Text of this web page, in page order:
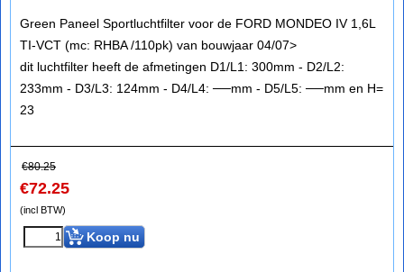
Green Paneel Sportluchtfilter voor de FORD MONDEO IV 1,6L
TI-VCT (mc: RHBA /110pk) van bouwjaar 04/07>
dit luchtfilter heeft de afmetingen D1/L1: 300mm - D2/L2:
233mm - D3/L3: 124mm - D4/L4: ──mm - D5/L5: ──mm en H=
23
€80.25
€72.25
(incl BTW)
Koop nu